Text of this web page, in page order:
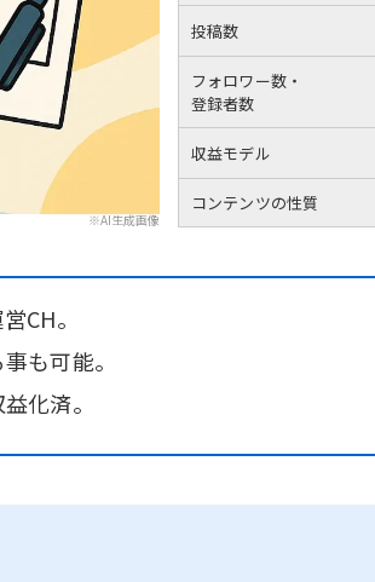
※AI生成画像
投稿数
フォロワー数・
登録者数
収益モデル
コンテンツの性質
CH。
も可能。
化済。